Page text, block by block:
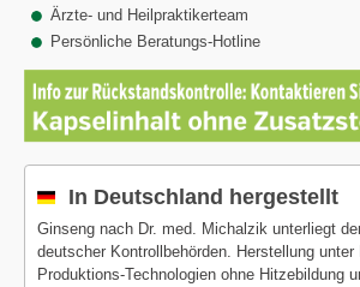
Ärzte- und Heilpraktikerteam
Persönliche Beratungs-Hotline
In Deutschland hergestellt
Ginseng nach Dr. med. Michalzik unterliegt
deutscher Kontrollbehörden. Herstellung
Produktions-Technologien ohne Hitzebildung